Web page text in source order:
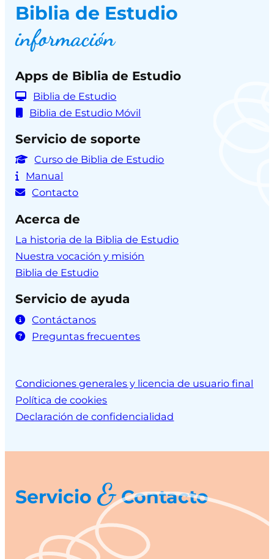
Biblia de Estudio
información
Apps de Biblia de Estudio
Biblia de Estudio
Biblia de Estudio Móvil
Servicio de soporte
Curso de Biblia de Estudio
Manual
Contacto
Acerca de
La historia de la Biblia de Estudio
Nuestra vocación y misión
Biblia de Estudio
Servicio de ayuda
Contáctanos
Preguntas frecuentes
Condiciones generales y licencia de usuario final
Política de cookies
Declaración de confidencialidad
Servicio&Contacto